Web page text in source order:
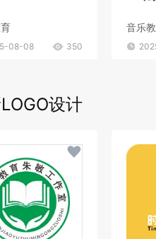
08-08 350
音乐
设计